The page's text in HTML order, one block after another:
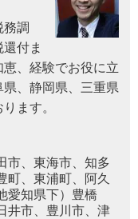
務調
付ま
、経験でお役に立
、静岡県、三重県
ます。
市、東海市、知多
町、東浦町、阿久
愛知県下）豊橋
井市、豊川市、津